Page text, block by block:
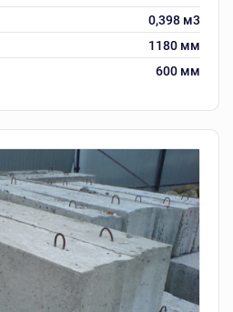
0,398 м3
1180 мм
600 мм